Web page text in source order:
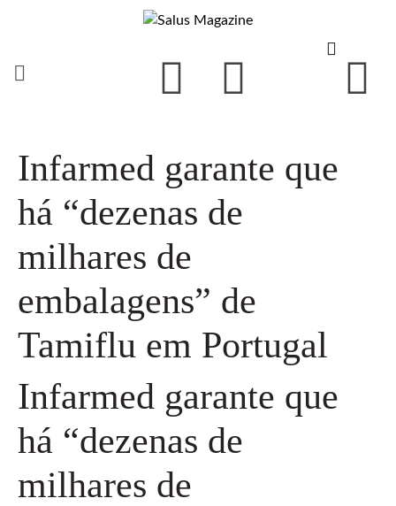
Infarmed garante que
há “dezenas de
milhares de
embalagens” de
Tamiflu em Portugal
Infarmed garante que
há “dezenas de
milhares de